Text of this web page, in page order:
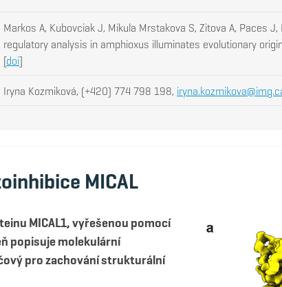
Markos A, Kubovciak J, Mikula Mrstakova S, Zitova A, Paces
regulatory analysis in amphioxus illuminates evolutionary
[doi]
Iryna Kozmiková, (+420) 774 798 198,
MICAL
MICAL1, vyřešenou pomocí
popisuje molekulární
pro zachování strukturální